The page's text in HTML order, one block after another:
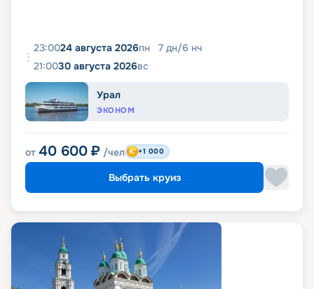
23:0024 августа 2026пн 7 дн/6 нч
21:0030 августа 2026вс
Урал
ЭКОНОМ
от 40 600 ₽ /чел +1 000
Выбрать круиз